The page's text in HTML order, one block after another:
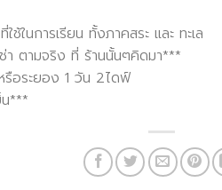
ในการเรียน ทั้งภาคสระ และ ทะเล
า ตามจริง ที่ ร้านนั้นๆคิดมา***
รือระยอง 1 วัน 2ไดฟ์
น***